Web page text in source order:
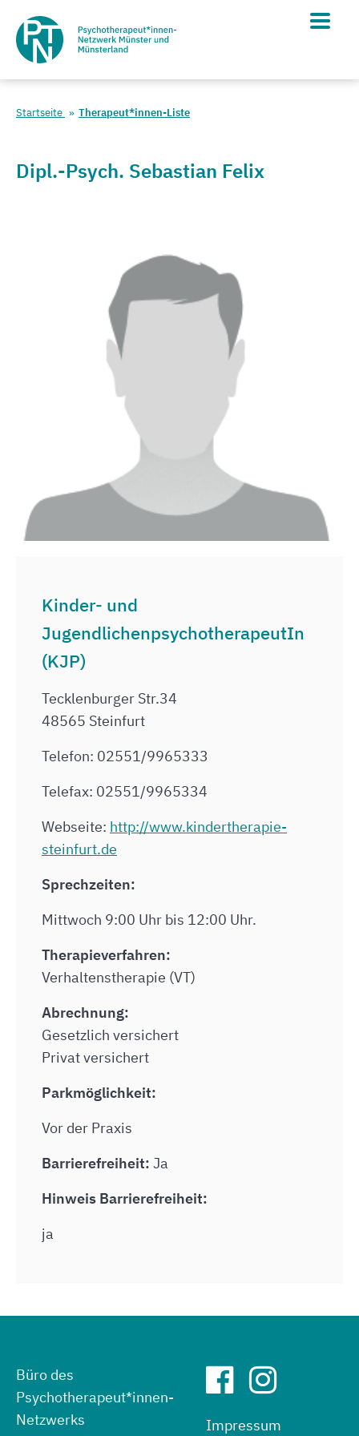
Startseite Therapeut*innen-Liste
Dipl.-Psych. Sebastian Felix
Kinder- und
JugendlichenpsychotherapeutIn
(KJP)
Tecklenburger Str.34
48565 Steinfurt
Telefon: 02551/9965333
Telefax: 02551/9965334
Webseite: http://www.kindertherapie-
steinfurt.de
Sprechzeiten:
Mittwoch 9:00 Uhr bis 12:00 Uhr.
Therapieverfahren:
Verhaltenstherapie (VT)
Abrechnung:
Gesetzlich versichert
Privat versichert
Parkmöglichkeit:
Vor der Praxis
Barrierefreiheit: Ja
Hinweis Barrierefreiheit:
ja
Büro des
Psychotherapeut*innen-
Netzwerks
Impressum